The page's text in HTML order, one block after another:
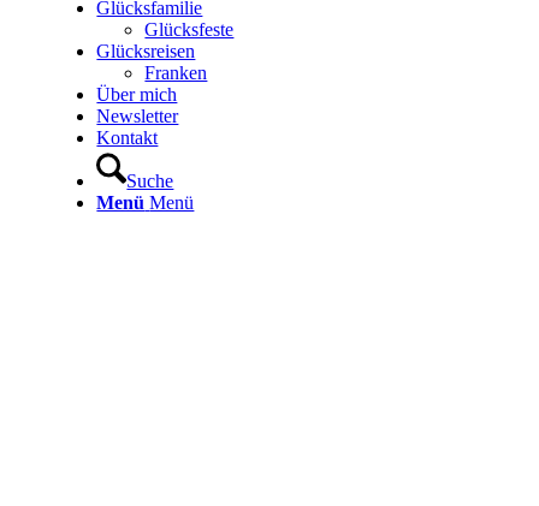
Glücksfamilie
Glücksfeste
Glücksreisen
Franken
Über mich
Newsletter
Kontakt
Suche
Menü Menü